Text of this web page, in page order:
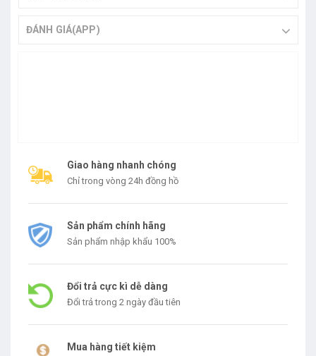
ĐÁNH GIÁ(APP)
Giao hàng nhanh chóng
Chỉ trong vòng 24h đồng hồ
Sản phẩm chính hãng
Sản phẩm nhập khẩu 100%
Đổi trả cực kì dễ dàng
Đổi trả trong 2 ngày đầu tiên
Mua hàng tiết kiệm